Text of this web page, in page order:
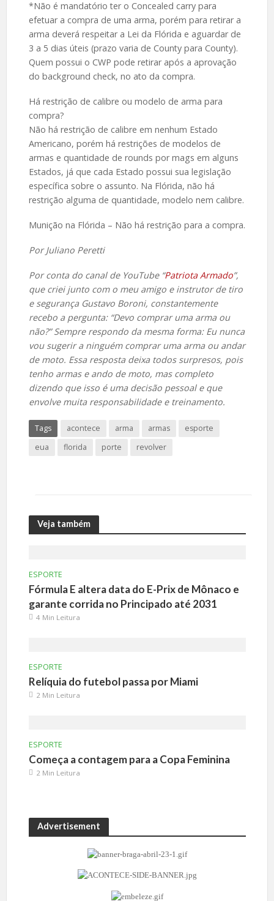
*Não é mandatório ter o Concealed carry para
efetuar a compra de uma arma, porém para retirar a
arma deverá respeitar a Lei da Flórida e aguardar de
3 a 5 dias úteis (prazo varia de County para County).
Quem possui o CWP pode retirar após a aprovação
do background check, no ato da compra.
Há restrição de calibre ou modelo de arma para
compra?
Não há restrição de calibre em nenhum Estado
Americano, porém há restrições de modelos de
armas e quantidade de rounds por mags em alguns
Estados, já que cada Estado possui sua legislação
específica sobre o assunto. Na Flórida, não há
restrição alguma de quantidade, modelo nem calibre.
Munição na Flórida – Não há restrição para a compra.
Por Juliano Peretti
Por conta do canal de YouTube “Patriota Armado”,
que criei junto com o meu amigo e instrutor de tiro
e segurança Gustavo Boroni, constantemente
recebo a pergunta: “Devo comprar uma arma ou
não?” Sempre respondo da mesma forma: Eu nunca
vou sugerir a ninguém comprar uma arma ou andar
de moto. Essa resposta deixa todos surpresos, pois
tenho armas e ando de moto, mas completo
dizendo que isso é uma decisão pessoal e que
envolve muita responsabilidade e treinamento.
Tags acontece arma armas
esporte
eua
florida porte revolver
Veja também
ESPORTE
Fórmula E altera data do E-Prix de Mônaco e
garante corrida no Principado até 2031
4 Min Leitura
ESPORTE
Relíquia do futebol passa por Miami
2 Min Leitura
ESPORTE
Começa a contagem para a Copa Feminina
2 Min Leitura
Advertisement